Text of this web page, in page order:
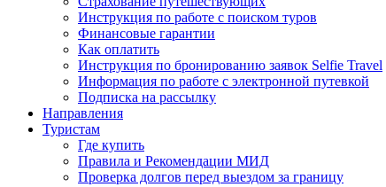
Инструкция по работе с поиском туров
Финансовые гарантии
Как оплатить
Инструкция по бронированию заявок Selfie Travel
Информация по работе с электронной путевкой
Подписка на рассылку
Направления
Туристам
Где купить
Правила и Рекомендации МИД
Проверка долгов перед выездом за границу